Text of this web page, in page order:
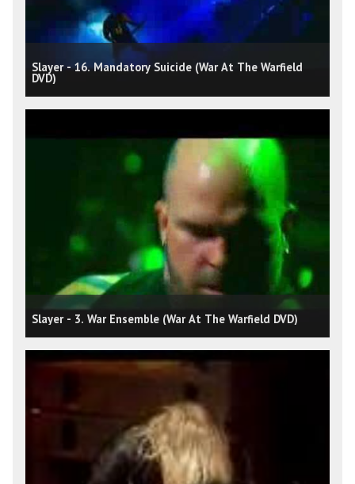
Slayer - 16. Mandatory Suicide (War At The Warfield
DVD)
Slayer - 3. War Ensemble (War At The Warfield DVD)